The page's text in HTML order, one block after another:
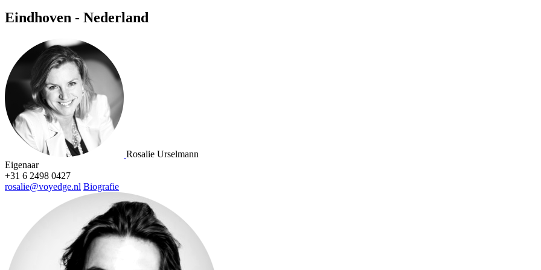
Eindhoven - Nederland
Rosalie Urselmann
Eigenaar
+31 6 2498 0427
rosalie@voyedge.nl Biografie